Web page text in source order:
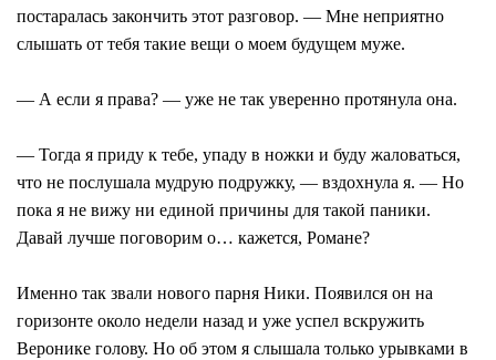
постаралась закончить этот разговор. — Мне неприятно
слышать от тебя такие вещи о моем будущем муже.
— А если я права? — уже не так уверенно протянула она.
— Тогда я приду к тебе, упаду в ножки и буду жаловаться,
что не послушала мудрую подружку, — вздохнула я. — Но
пока я не вижу ни единой причины для такой паники.
Давай лучше поговорим о… кажется, Романе?
Именно так звали нового парня Ники. Появился он на
горизонте около недели назад и уже успел вскружить
Веронике голову. Но об этом я слышала только урывками в